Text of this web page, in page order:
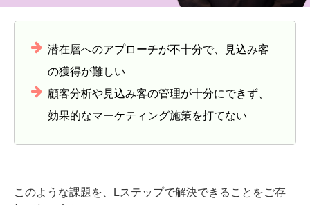
潜在層へのアプローチが不十分で、見込み客
の獲得が難しい
顧客分析や見込み客の管理が十分にできず、
効果的なマーケティング施策を打てない
このような課題を、Lステップで解決できることをご存